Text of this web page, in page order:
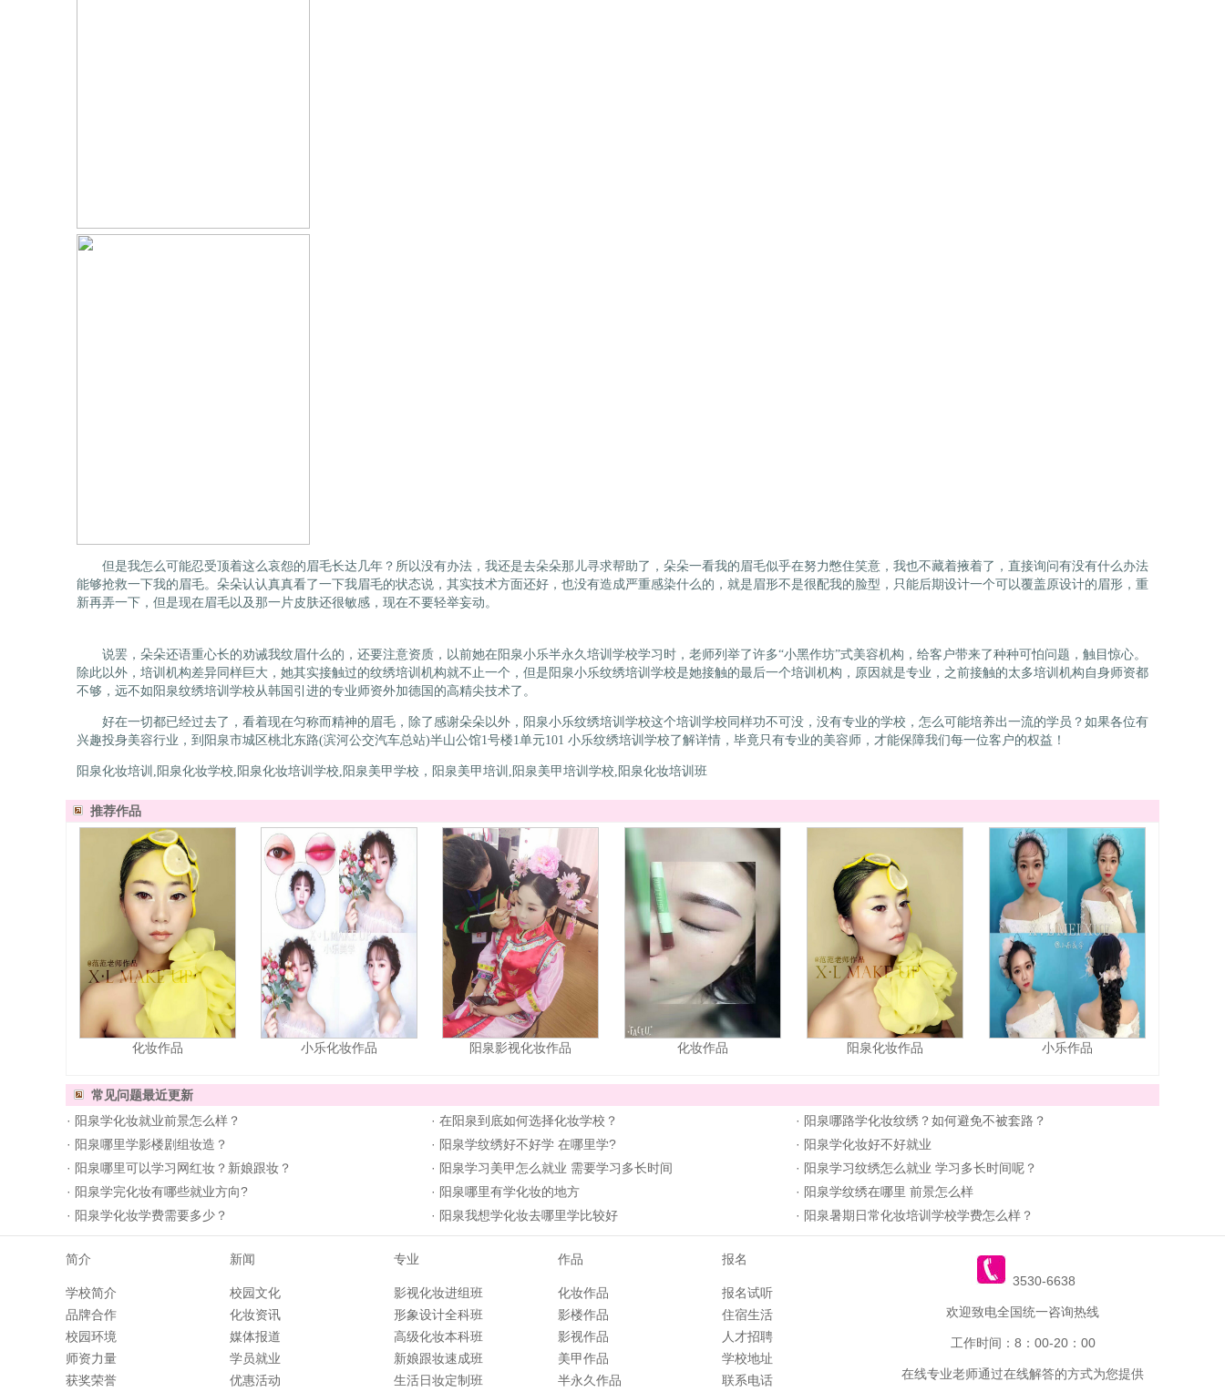
但是我怎么可能忍受顶着这么哀怨的眉毛长达几年？所以没有办法，我还是去朵朵那儿寻求帮助了，朵朵一看我的眉毛似乎在努力憋住笑意，我也不藏着掖着了，直接询问有没有什么办法
能够抢救一下我的眉毛。朵朵认认真真看了一下我眉毛的状态说，其实技术方面还好，也没有造成严重感染什么的，就是眉形不是很配我的脸型，只能后期设计一个可以覆盖原设计的眉形，重
新再弄一下，但是现在眉毛以及那一片皮肤还很敏感，现在不要轻举妄动。
说罢，朵朵还语重心长的劝诫我纹眉什么的，还要注意资质，以前她在阳泉小乐半永久培训学校学习时，老师列举了许多“小黑作坊”式美容机构，给客户带来了种种可怕问题，触目惊心。
除此以外，培训机构差异同样巨大，她其实接触过的纹绣培训机构就不止一个，但是阳泉小乐纹绣培训学校是她接触的最后一个培训机构，原因就是专业，之前接触的太多培训机构自身师资都
不够，远不如阳泉纹绣培训学校从韩国引进的专业师资外加德国的高精尖技术了。
好在一切都已经过去了，看着现在匀称而精神的眉毛，除了感谢朵朵以外，阳泉小乐纹绣培训学校这个培训学校同样功不可没，没有专业的学校，怎么可能培养出一流的学员？如果各位有
兴趣投身美容行业，到阳泉市城区桃北东路(滨河公交汽车总站)半山公馆1号楼1单元101 小乐纹绣培训学校了解详情，毕竟只有专业的美容师，才能保障我们每一位客户的权益！
阳泉化妆培训,阳泉化妆学校,阳泉化妆培训学校,阳泉美甲学校，阳泉美甲培训,阳泉美甲培训学校,阳泉化妆培训班
推荐作品
化妆作品 小乐化妆作品 阳泉影视化妆作品 化妆作品 阳泉化妆作品 小乐作品
常见问题最近更新
· 阳泉学化妆就业前景怎么样？ · 在阳泉到底如何选择化妆学校？ · 阳泉哪路学化妆纹绣？如何避免不被套路？
· 阳泉哪里学影楼剧组妆造？ · 阳泉学纹绣好不好学 在哪里学? · 阳泉学化妆好不好就业
· 阳泉哪里可以学习网红妆？新娘跟妆？ · 阳泉学习美甲怎么就业 需要学习多长时间 · 阳泉学习纹绣怎么就业 学习多长时间呢？
· 阳泉学完化妆有哪些就业方向? · 阳泉哪里有学化妆的地方 · 阳泉学纹绣在哪里 前景怎么样
· 阳泉学化妆学费需要多少？ · 阳泉我想学化妆去哪里学比较好 · 阳泉暑期日常化妆培训学校学费怎么样？
简介 新闻 专业 作品
报名
3530-6638
欢迎致电全国统一咨询热线
工作时间：8：00-20：00
在线专业老师通过在线解答的方式为您提供
学校简介 校园文化 影视化妆进组班 化妆作品
报名试听
品牌合作
化妆资讯 形象设计全科班 影楼作品
住宿生活
校园环境
媒体报道 高级化妆本科班 影视作品
人才招聘
师资力量
学员就业 新娘跟妆速成班 美甲作品
学校地址
获奖荣誉
优惠活动 生活日妆定制班 半永久作品 联系电话